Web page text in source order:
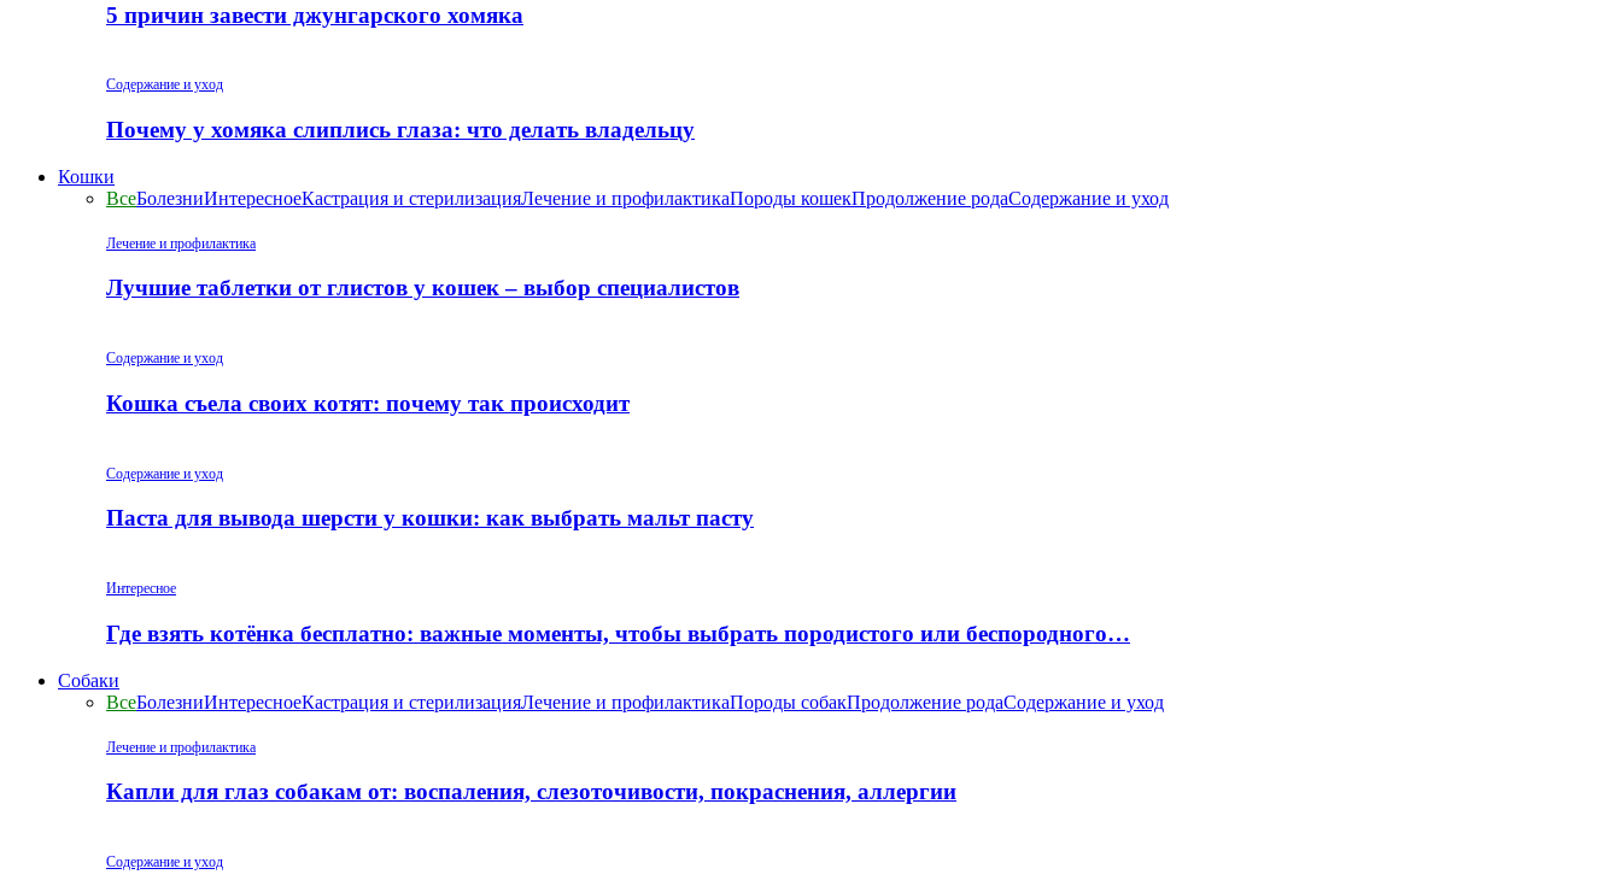
5 причин завести джунгарского хомяка
Содержание и уход
Почему у хомяка слиплись глаза: что делать владельцу
Кошки
ВсеБолезниИнтересноеКастрация и стерилизацияЛечение и профилактикаПороды кошекПродолжение родаСодержание и уход
Лечение и профилактика
Лучшие таблетки от глистов у кошек – выбор специалистов
Содержание и уход
Кошка съела своих котят: почему так происходит
Содержание и уход
Паста для вывода шерсти у кошки: как выбрать мальт пасту
Интересное
Где взять котёнка бесплатно: важные моменты, чтобы выбрать породистого или беспородного…
Собаки
ВсеБолезниИнтересноеКастрация и стерилизацияЛечение и профилактикаПороды собакПродолжение родаСодержание и уход
Лечение и профилактика
Капли для глаз собакам от: воспаления, слезоточивости, покраснения, аллергии
Содержание и уход